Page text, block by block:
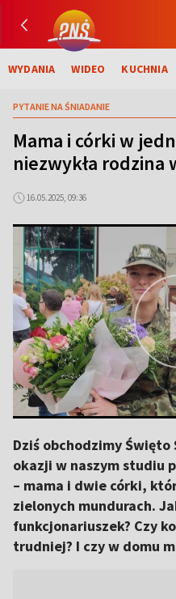
WYDANIA WIDEO KUCHNIA
PYTANIE NA ŚNIADANIE
Mama i córki w
niezwykła rodzina
16.05.2025, 09:36
Dziś obchodzimy
okazji w naszym studiu
– mama i dwie córki,
zielonych mundurach.
funkcjonariuszek? Czy
trudniej? I czy w domu